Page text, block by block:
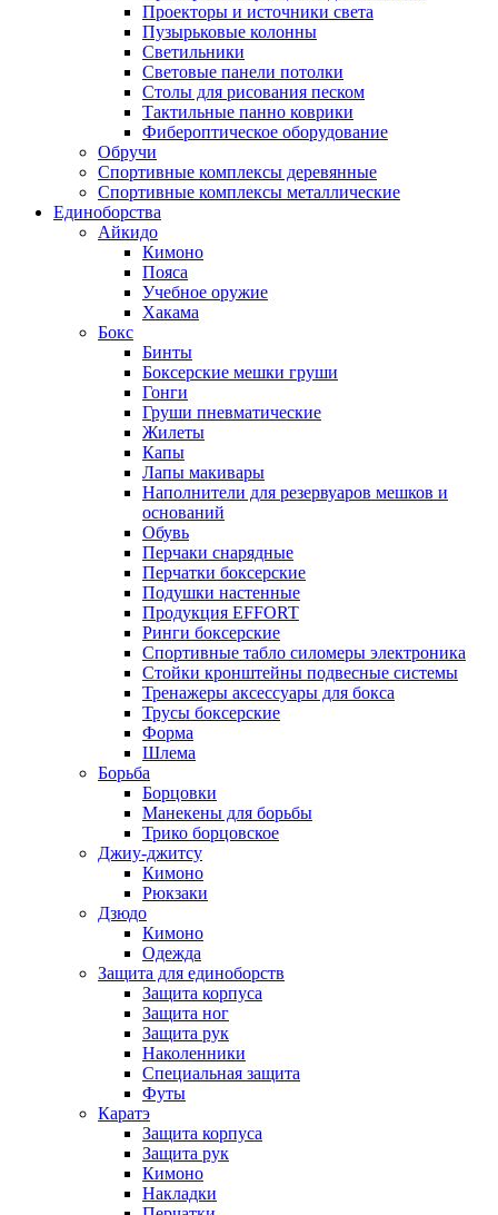
Проекторы и источники света
Пузырьковые колонны
Светильники
Световые панели потолки
Столы для рисования песком
Тактильные панно коврики
Фибероптическое оборудование
Обручи
Спортивные комплексы деревянные
Спортивные комплексы металлические
Единоборства
Айкидо
Кимоно
Пояса
Учебное оружие
Хакама
Бокс
Бинты
Боксерские мешки груши
Гонги
Груши пневматические
Жилеты
Капы
Лапы макивары
Наполнители для резервуаров мешков и
оснований
Обувь
Перчаки снарядные
Перчатки боксерские
Подушки настенные
Продукция EFFORT
Ринги боксерские
Спортивные табло силомеры электроника
Стойки кронштейны подвесные системы
Тренажеры аксессуары для бокса
Трусы боксерские
Форма
Шлема
Борьба
Борцовки
Манекены для борьбы
Трико борцовское
Джиу-джитсу
Кимоно
Рюкзаки
Дзюдо
Кимоно
Одежда
Защита для единоборств
Защита корпуса
Защита ног
Защита рук
Наколенники
Специальная защита
Футы
Каратэ
Защита корпуса
Защита рук
Кимоно
Накладки